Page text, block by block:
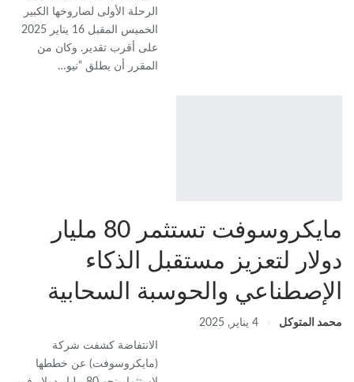
الرحلة الأولى لصاروخها الكبير
الخميس المقبل 16 يناير 2025
على أقرب تقدير. وكان من
المقرر أن يطلق “نيو…
مايكروسوفت تستثمر 80 مليار
دولار لتعزيز مستقبل الذكاء
الإصطناعي والحوسبة السحابية
محمد المتوكل 4 يناير, 2025
الانتفاضة كشفت شركة
(مايكروسوفت) عن خططها